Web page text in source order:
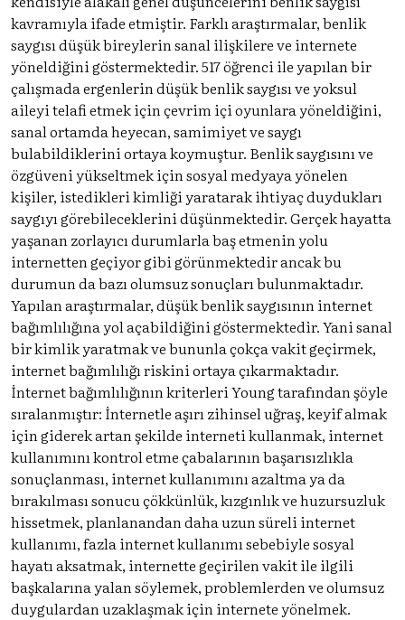
kavramıyla ifade etmiştir. Farklı araştırmalar, benlik
saygısı düşük bireylerin sanal ilişkilere ve internete
yöneldiğini göstermektedir. 517 öğrenci ile yapılan bir
çalışmada ergenlerin düşük benlik saygısı ve yoksul
aileyi telafi etmek için çevrim içi oyunlara yöneldiğini,
sanal ortamda heyecan, samimiyet ve saygı
bulabildiklerini ortaya koymuştur. Benlik saygısını ve
özgüveni yükseltmek için sosyal medyaya yönelen
kişiler, istedikleri kimliği yaratarak ihtiyaç duydukları
saygıyı görebileceklerini düşünmektedir. Gerçek hayatta
yaşanan zorlayıcı durumlarla baş etmenin yolu
internetten geçiyor gibi görünmektedir ancak bu
durumun da bazı olumsuz sonuçları bulunmaktadır.
Yapılan araştırmalar, düşük benlik saygısının internet
bağımlılığına yol açabildiğini göstermektedir. Yani sanal
bir kimlik yaratmak ve bununla çokça vakit geçirmek,
internet bağımlılığı riskini ortaya çıkarmaktadır.
İnternet bağımlılığının kriterleri Young tarafından şöyle
sıralanmıştır: İnternetle aşırı zihinsel uğraş, keyif almak
için giderek artan şekilde interneti kullanmak, internet
kullanımını kontrol etme çabalarının başarısızlıkla
sonuçlanması, internet kullanımını azaltma ya da
bırakılması sonucu çökkünlük, kızgınlık ve huzursuzluk
hissetmek, planlanandan daha uzun süreli internet
kullanımı, fazla internet kullanımı sebebiyle sosyal
hayatı aksatmak, internette geçirilen vakit ile ilgili
başkalarına yalan söylemek, problemlerden ve olumsuz
duygulardan uzaklaşmak için internete yönelmek.